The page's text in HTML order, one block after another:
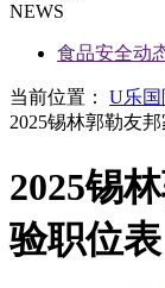
NEWS
食品安全动
当前位置： U乐国
2025锡林郭勒友
2025锡
验职位表